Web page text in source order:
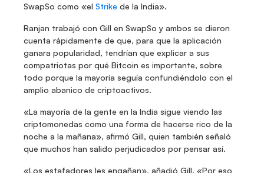
SwapSo como «el Strike de la India».
Ranjan trabajó con Gill en SwapSo y ambos se dieron
cuenta rápidamente de que, para que la aplicación
ganara popularidad, tendrían que explicar a sus
compatriotas por qué Bitcoin es importante, sobre
todo porque la mayoría seguía confundiéndolo con el
amplio abanico de criptoactivos.
«La mayoría de la gente en la India sigue viendo las
criptomonedas como una forma de hacerse rico de la
noche a la mañana», afirmó Gill, quien también señaló
que muchos han salido perjudicados por pensar así.
«Los estafadores les engañan», añadió Gill. «Por eso